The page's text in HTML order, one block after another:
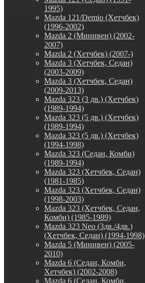
1995)
Mazda 121/Demio (Хетчбек)
(1996-2002)
Mazda 2 (Минивен) (2002-
2007)
Mazda 2 (Хетчбек) (2007-)
Mazda 3 (Хетчбек, Седан)
(2003-2009)
Mazda 3 (Хетчбек, Седан)
(2009-2013)
Mazda 323 (3 дв.) (Хетчбек)
(1989-1994)
Mazda 323 (5 дв.) (Хетчбек)
(1989-1994)
Mazda 323 (5 дв.) (Хетчбек)
(1994-1998)
Mazda 323 (Седан, Комби)
(1989-1994)
Mazda 323 (Хетчбек, Седан)
(1981-1985)
Mazda 323 (Хетчбек, Седан)
(1998-2003)
Mazda 323 (Хетчбек, Седан,
Комби) (1985-1989)
Mazda 323 Neo (3дв./4дв.)
(Хетчбек, Седан) (1994-1998)
Mazda 5 (Минивен) (2005-
2010)
Mazda 6 (Седан, Комби,
Хетчбек) (2002-2008)
Mazda 6 (Седан, Комби,